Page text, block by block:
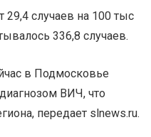
29,4 случаев на 100 тыс
336,8 случаев.
в Подмосковье
ВИЧ, что
передает slnews.ru.